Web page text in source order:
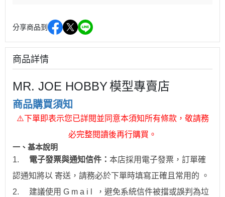
分享商品到
商品詳情
MR. JOE HOBBY模型專賣店
商品購買須知
⚠下單即表示您已詳閱並同意本須知所有條款，敬請務
必完整閱讀後再行購買。
一、 基本說明
1.
電子發票與通知信件： 本店採用電子發票，訂單確
認通知將以 寄送，請務必於下單時填寫正確且常用的 。
2.
建議使用 G m a i l ，避免系統信件被擋或誤判為垃